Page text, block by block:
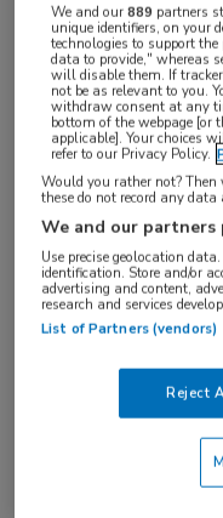
Onderzoekers van
beschrijven in
klinische en
patiënten met N2
polyneuropathie
komen steeds
retrospectieve
diagnostische
focus op
gegevens
leeftijd 22 jaar) die
december 2021 het
O-
We and our889 partners
unique identifiers, on your
technologies to support
data to provide," whereas
will disable them. If
not be as relevant to you.
withdraw consent at any
bottom of the webpage [or
applicable]. Your choices
refer to our Privacy Policy.
Would you rather not?
these do not record any
We and our partners
Use precise geolocation
identification. Store and/or
advertising and content,
research and services
List of Partners (vendors)
Reject